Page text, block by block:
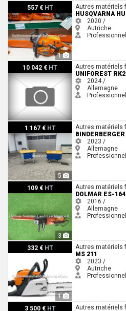
557 € HT
1
Husqvarna Husqvarna 545G Mark II
Autres matériels
HUSQVARNA
2020 /
Autriche
Professionnel
10 042 € HT
Uniforest RK260BR
Autres matériels
UNIFOREST
2024 /
Allemagne
Professionnel
1 167 € HT
5
Binderberger Forstkiste
Autres matériels
2023 /
Allemagne
Professionnel
109 € HT
3
Dolmar ES-164 TLC
Autres matériels
DOLMAR ES-
2016 /
Allemagne
Professionnel
332 € HT
1
MS 211
Autres matériels
MS 211
2023 /
Autriche
Professionnel
3 500 € HT
Trimble GFX-350
Autres matériels